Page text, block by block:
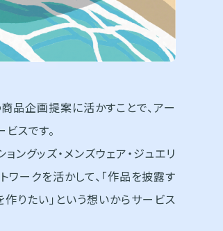
品企画提案に活かすことで、アー
スです。
グッズ・メンズウェア・ジュエリ
ワークを活かして、「作品を披露す
りたい」という想いからサービス